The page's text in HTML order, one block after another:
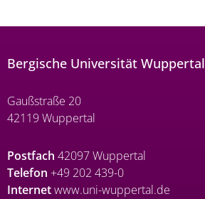
Bergische Universität Wuppertal
Gaußstraße 20
42119 Wuppertal
Postfach 42097 Wuppertal
Telefon +49 202 439-0
Internetwww.uni-wuppertal.de